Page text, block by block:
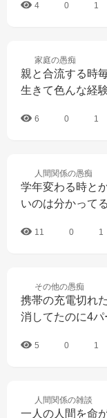
4 0 1
家庭の愚痴
親と合流する時
生きて色んな経
6 0 1
人間関係の愚痴
学年変わる時と
いのは分かって
11 0 1
その他の愚痴
携帯の充電切れ
消してたのに4
5 0 1
人間関係の雑談
一人の人間を命